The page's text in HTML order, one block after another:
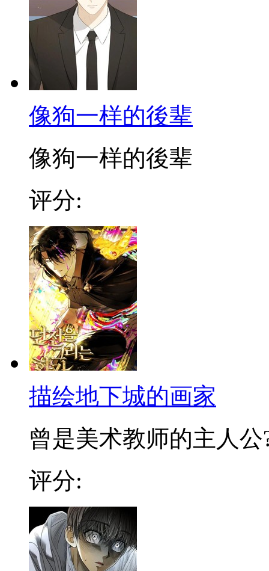
像狗一样的後辈
像狗一样的後辈
评分:
描绘地下城的画家
曾是美术教师的主人公
评分: